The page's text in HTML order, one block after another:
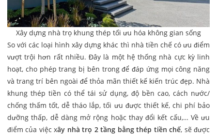
Xây dựng nhà trọ khung thép tối ưu hóa không gian sống
So với các loại hình xây dựng khác thì nhà tiền chế có ưu điểm
vượt trội hơn rất nhiều. Đây là một hệ thống nhà cực kỳ linh
hoạt, cho phép trang bị bên trong để đáp ứng mọi công năng
và trang trí bên ngoài để thỏa mãn thiết kế kiến trúc đẹp. Nhà
khung thép tiền có thể tái sử dụng, độ bền cao, cách nước/
chống thấm tốt, dễ tháo lắp, tối ưu được thiết kế, chi phí bảo
dưỡng thấp, dễ dàng mở rộng hoặc thay đổi kết cấu,… Về ưu
điểm của việc xây nhà trọ 2 tầng bằng thép tiền chế, sẽ được